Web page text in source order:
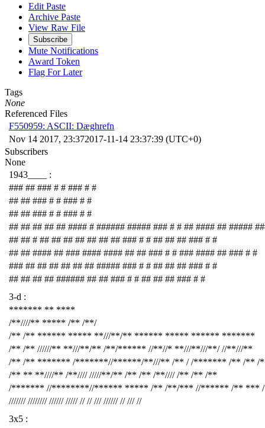
Edit Paste
Archive Paste
View Raw File
Subscribe
Mute Notifications
Award Token
Flag For Later
Tags
None
Referenced Files
F550959: ASCII: Dæghrefn
Nov 14 2017, 23:372017-11-14 23:37:39 (UTC+0)
Subscribers
None
1943____ :
### ## ### # # ### # #
## ## ### # # ### # #
## ## ### # # ### # #
## ## ## ## ## #### # ###### ##### ### # # ## #### ## #####
## ## # ## ## ## ## ## ## ## ### # # ## ## ## ### # #
## ## #### ## ### #### #### ## ## ### # # ### #### ## ### # #
### ## ## ## ## ## ## ##### ### # # ## ## ## ### # #
## ## ## ## ###### ## ## ### # # ## ## ## ### # #
3-d :
******* ** ****
/**////** ***** /** /**/
/** /** ****** ***** **///**/** ****** ***** ****** *******
/** /** //////** **///**/** /**/****** //**//* **///**///**/ //**///**
/** /** ******* /*******//******/**///** /** / /******* /** /** /
/** ** **////** /**//// /////**/** /** /** /**//// /** /** /**
/******* //********//****** ***** /** /**/*** //****** /** ***
/////// //////// ////// ///// // // /// ////// // /// //
3x5 :